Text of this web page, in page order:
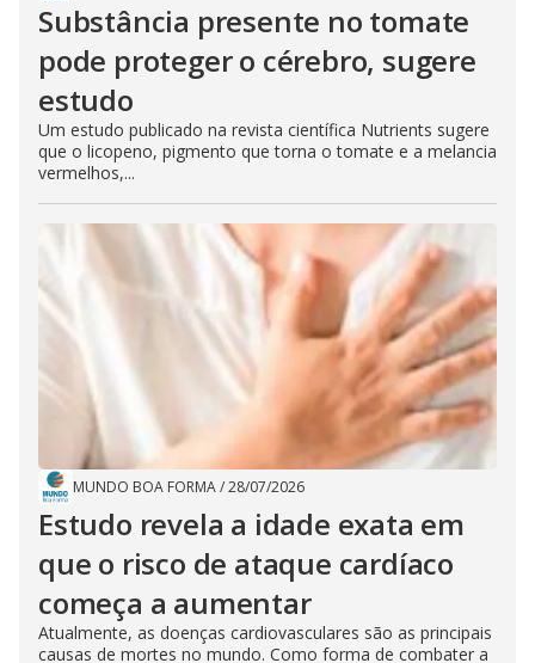
Substância presente no tomate
pode proteger o cérebro, sugere
estudo
Um estudo publicado na revista científica Nutrients sugere
que o licopeno, pigmento que torna o tomate e a melancia
vermelhos,...
MUNDO BOA FORMA/28/07/2026
Estudo revela a idade exata em
que o risco de ataque cardíaco
começa a aumentar
Atualmente, as doenças cardiovasculares são as principais
causas de mortes no mundo. Como forma de combater a